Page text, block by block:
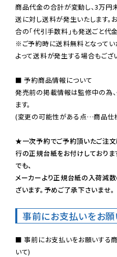
商品代金の合計が変動し、3万円
送に対し送料が発生いたします。
※ご予約時に送料無料となって
よって送料が発生する場合もござ
■ 予約商品情報について
発売前の掲載情報は監修中の為
ます。
(変更の可能性がある点…商品仕
★一次予約でご予約頂いたご注文
行の正規台紙をお付けしており
でも、
メーカーより正規台紙の入荷減
ざいます。予めご了承下さいませ。
事前にお支払いをお
■ 事前にお支払いをお願いする
いて)